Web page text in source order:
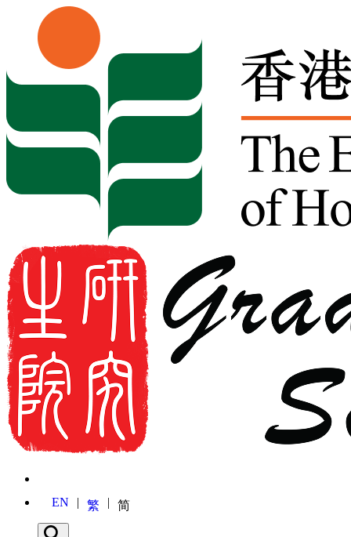
Skip to content
EN 繁 简
Search